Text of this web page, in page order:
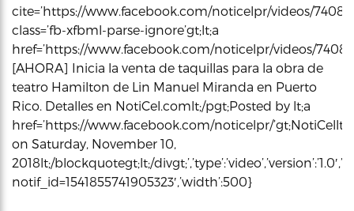
cite=’https://www.facebook.com/noticelpr/videos/
class=’fb-xfbml-parse-ignore’gt;lt;a
href=’https://www.facebook.com/noticelpr/videos/
[AHORA] Inicia la venta de taquillas para la obra de
teatro Hamilton de Lin Manuel Miranda en Puerto
Rico. Detalles en NotiCel.comlt;/pgt;Posted by lt;a
href=’https://www.facebook.com/noticelpr/’gt;NotiCellt;/
on Saturday, November 10,
2018lt;/blockquotegt;lt;/
notif_id=1541855741905323′,’width’:500}